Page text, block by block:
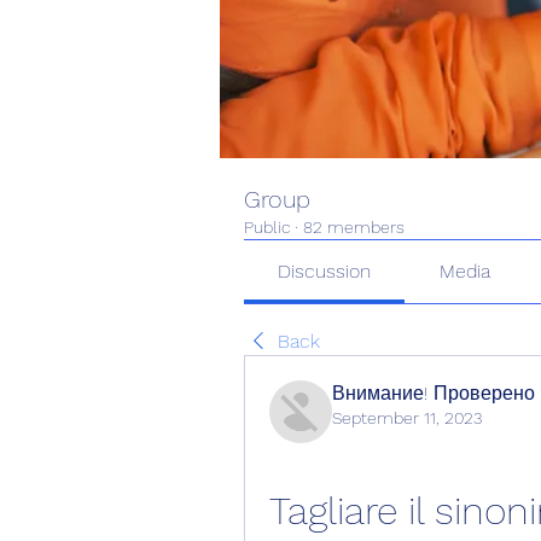
Group
Public · 82 members
Discussion Media
Back
Внимание!
September 11, 2023
Tagliare il